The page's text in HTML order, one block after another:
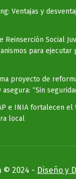
Ventajas y
Reinserción Social
para ejecutar
proyecto de
asegura: “Sin
e INIA fortalecen
local
© 2024 - Diseño y